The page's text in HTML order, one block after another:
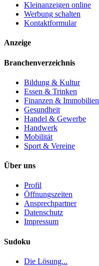
Kleinanzeigen online
Werbung schalten
Kontaktformular
Anzeige
Branchenverzeichnis
Bildung & Kultur
Essen & Trinken
Finanzen & Immobilien
Gesundheit
Handel & Gewerbe
Handwerk
Mobilität
Sport & Vereine
Über uns
Profil
Öffnungszeiten
Ansprechpartner
Datenschutz
Impressum
Sudoku
Die Lösung...